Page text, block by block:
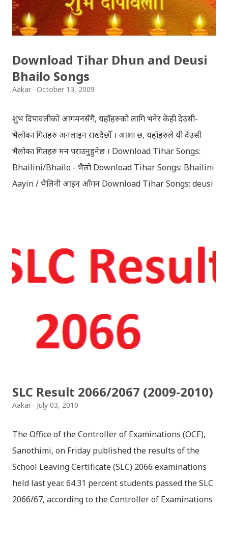
Download Tihar Dhun and Deusi
Bhailo Songs
Aakar October 13, 2009
शुभ दिपावलीको आगमनसँगै, यहाँहरुको लागि भनेर केही देउसी-
भैलोका गितहरु अनलाइन राख्दैछौँ । आशा छ, यहाँहरुले यी देउसी
भैलोका गितहरु मन पराउनुहुनेछ । Download Tihar Songs:
Bhailini/Bhailo - भैलो Download Tihar Songs: Bhailini
Aayin / भैलिनी आइन आँगन Download Tihar Songs: deusi
Download: Tihar Dhun (Deusi,Bhailo)/ तिहार धुन(देउसी
भैलो)- सुरसुधा नोट: यी अपलोड गरिएका गितसंगितहरु व्यावसायिक
प्रायोजनको लागि प्रयोग नगर्न आग्रह गर्दछौँ । इन्टरनेटमा भेटिएका
हौँ । तपाई यदि यी गित संगितको सर्जक हुनुहुन्छ र गित संगित यहाँबाट
हटाउनुपर्ने भए जानकारी गराउनुहोला । फेरी एकपटक शुभ दिपावलीको
हार्दिक मंगलमय शुभकामना व्यक्त गर्दछौँ ।
SLC Result 2066/2067 (2009-2010)
Aakar July 03, 2010
The Office of the Controller of Examinations (OCE),
Sanothimi, on Friday published the results of the
School Leaving Certificate (SLC) 2066 examinations
held last year. 64.31 percent students passed the SLC
2066/67, according to the Controller of Examinations